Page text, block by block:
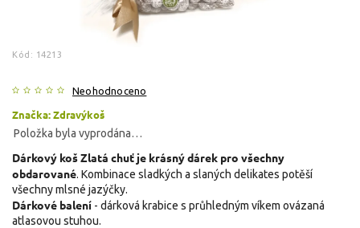
Kód: 14213
Neohodnoceno
Značka:Zdravýkoš
Položka byla vyprodána…
Dárkový koš Zlatá chuť je krásný dárek pro všechny
obdarované. Kombinace sladkých a slaných delikates potěší
všechny mlsné jazýčky.
Dárkové balení - dárková krabice s průhledným víkem ovázaná
atlasovou stuhou.